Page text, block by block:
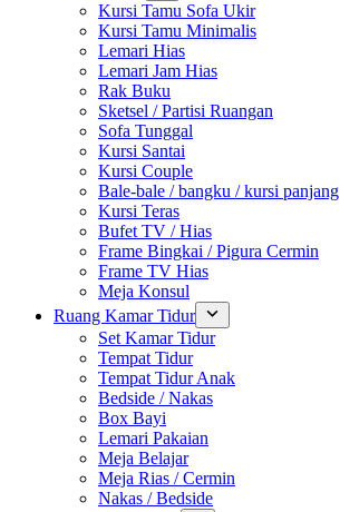
Kursi Tamu Sofa Ukir
Kursi Tamu Minimalis
Lemari Hias
Lemari Jam Hias
Rak Buku
Sketsel / Partisi Ruangan
Sofa Tunggal
Kursi Santai
Kursi Couple
Bale-bale / bangku / kursi panjang
Kursi Teras
Bufet TV / Hias
Frame Bingkai / Pigura Cermin
Frame TV Hias
Meja Konsul
Ruang Kamar Tidur
Set Kamar Tidur
Tempat Tidur
Tempat Tidur Anak
Bedside / Nakas
Box Bayi
Lemari Pakaian
Meja Belajar
Meja Rias / Cermin
Nakas / Bedside